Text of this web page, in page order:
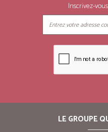
Inscrivez-
LE GROUPE